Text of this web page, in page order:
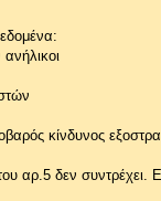
κίνδυνος
αρ.5 δεν συντρέχει.